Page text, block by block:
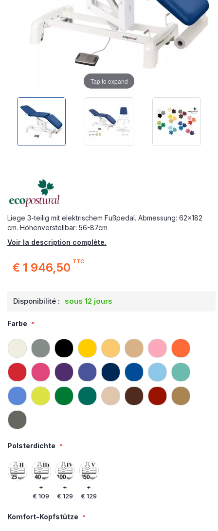
Liege 3-teilig mit elektrischem Fußpedal. Abmessung: 62x182
cm. Höhenverstellbar: 56-87cm
Voir la description complète.
€ 1 946,50 TTC
Disponibilité : sous 12 jours
Farbe
Polsterdichte
+
€ 109
+
€ 129
+
€ 129
Komfort-Kopfstütze
Tap to expand